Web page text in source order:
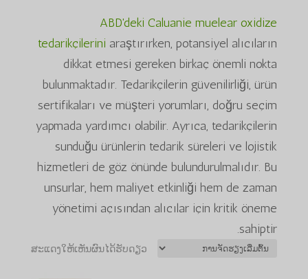
ABD'deki Caluanie muelear oxidize
tedarikçilerini araştırırken, potansiyel alıcıların
dikkat etmesi gereken birkaç önemli nokta
bulunmaktadır. Tedarikçilerin güvenilirliği, ürün
sertifikaları ve müşteri yorumları, doğru seçim
yapmada yardımcı olabilir. Ayrıca, tedarikçilerin
sunduğu ürünlerin tedarik süreleri ve lojistik
hizmetleri de göz önünde bulundurulmalıdır. Bu
unsurlar, hem maliyet etkinliği hem de zaman
yönetimi açısından alıcılar için kritik öneme
sahiptir.
ສະແດງໃຫ້ເຫັນຜົນໄດ້ຮັບດຽວ